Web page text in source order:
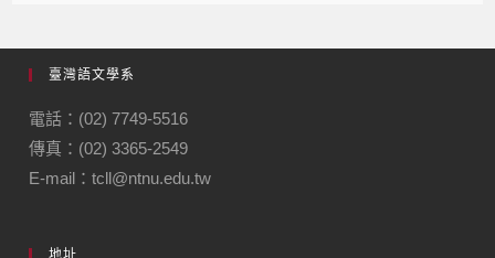
臺灣語文學系
電話：(02) 7749-5516
傳真：(02) 3365-2549
E-mail：tcll@ntnu.edu.tw
地址